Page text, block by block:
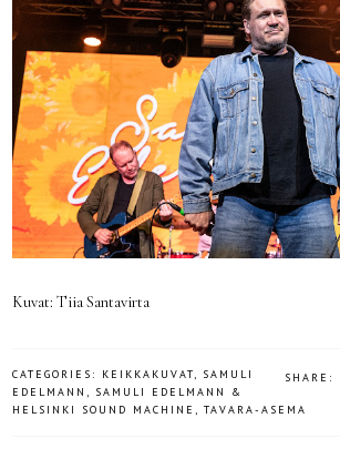
Kuvat: Tiia Santavirta
SHARE:
CATEGORIES: KEIKKAKUVAT, SAMULI
EDELMANN, SAMULI EDELMANN &
HELSINKI SOUND MACHINE, TAVARA-ASEMA